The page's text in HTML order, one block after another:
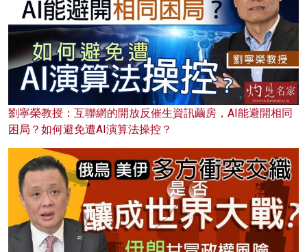
劉寧榮教授：互聯網的開放反催生資訊繭房，AI能避開相同
困局？如何避免遭AI演算法操控？